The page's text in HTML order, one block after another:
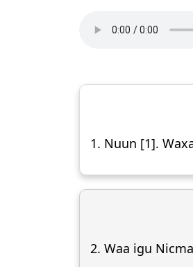
1. Nuun [1].
2. Waa igu